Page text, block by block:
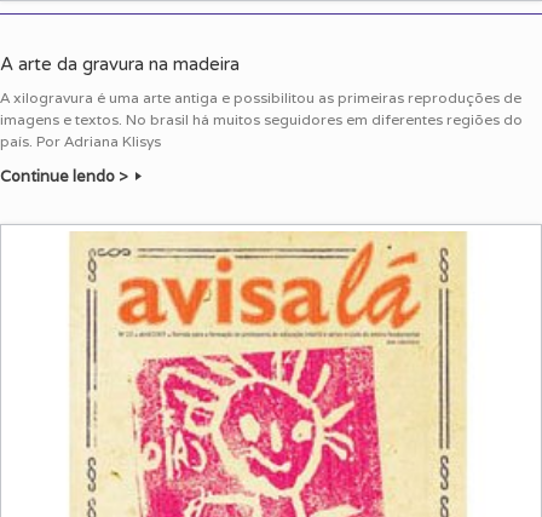
A arte da gravura na madeira
A xilogravura é uma arte antiga e possibilitou as primeiras reproduções de
imagens e textos. No brasil há muitos seguidores em diferentes regiões do
país. Por Adriana Klisys
Continue lendo >